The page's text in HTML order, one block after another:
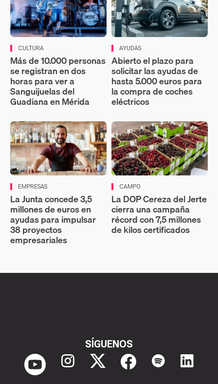
CULTURA
Más de 10.000 personas
se registran en dos
horas para ver a
Sanguijuelas del
Guadiana en Mérida
AYUDAS
Abierto el plazo para
solicitar las ayudas de
hasta 5.000 euros para
la compra de coches
eléctricos
EMPRESAS
La Junta concede 3,5
millones de euros en
ayudas para impulsar
38 proyectos
empresariales
CAMPO
La DOP Cereza del Jerte
cierra una campaña
récord con 7,5 millones
de kilos certificados
SÍGUENOS